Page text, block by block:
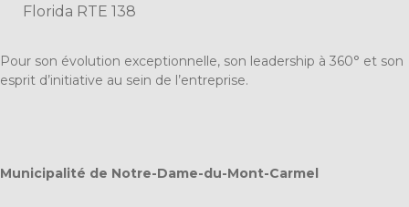
Florida RTE 138
Pour son évolution exceptionnelle, son leadership à 360° et son
esprit d’initiative au sein de l’entreprise.
Municipalité de Notre-Dame-du-Mont-Carmel